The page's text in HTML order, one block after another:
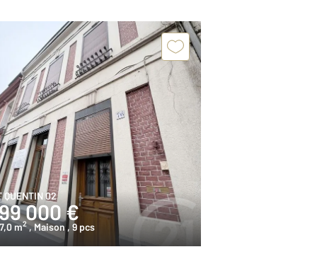
QUENTIN 02
000 €
m2 , Maison , 9 pcs